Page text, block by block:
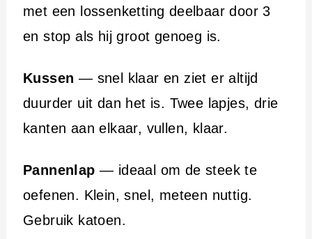
met een lossenketting deelbaar door 3
en stop als hij groot genoeg is.
Kussen — snel klaar en ziet er altijd
duurder uit dan het is. Twee lapjes, drie
kanten aan elkaar, vullen, klaar.
Pannenlap — ideaal om de steek te
oefenen. Klein, snel, meteen nuttig.
Gebruik katoen.